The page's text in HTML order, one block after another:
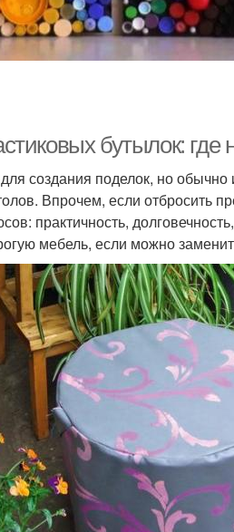
бутылок: где
создания поделок, но
Впрочем, если отбросить
практичность,
мебель, если можно